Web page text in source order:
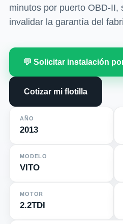
minutos por puerto OBD-II,
invalidar la garantía del
💬 Solicitar instalación
Cotizar mi flotilla
AÑO
2013
MODELO
VITO
MOTOR
2.2TDI